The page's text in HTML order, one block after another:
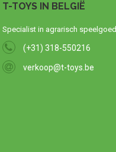
T-TOYS IN BELGIË
Specialist in agrarisch speelgoed
(+31) 318-550216
verkoop@t-toys.be